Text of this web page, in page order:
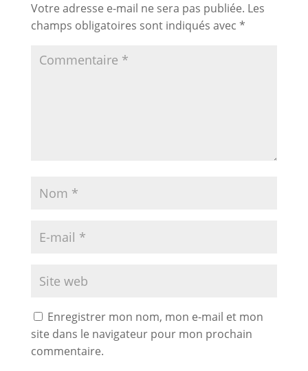
Votre adresse e-mail ne sera pas publiée. Les
champs obligatoires sont indiqués avec *
Enregistrer mon nom, mon e-mail et mon
site dans le navigateur pour mon prochain
commentaire.